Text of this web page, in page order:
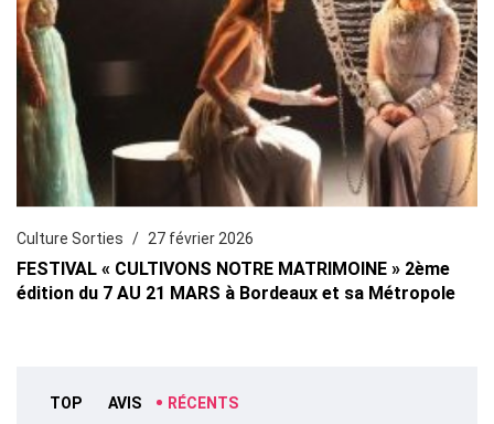
Culture Sorties 27 février 2026
FESTIVAL « CULTIVONS NOTRE MATRIMOINE » 2ème
édition du 7 AU 21 MARS à Bordeaux et sa Métropole
TOP AVIS RÉCENTS